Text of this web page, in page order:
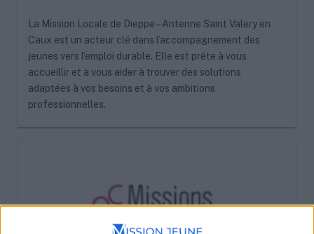
La Mission Locale de Dieppe – Antenne Saint Valery en
Caux est un acteur clé dans l’accompagnement des
jeunes vers l’emploi durable. Elle est prête à vous
accueillir et à vous aider à trouver des solutions
adaptées à vos besoins et à vos ambitions
professionnelles.